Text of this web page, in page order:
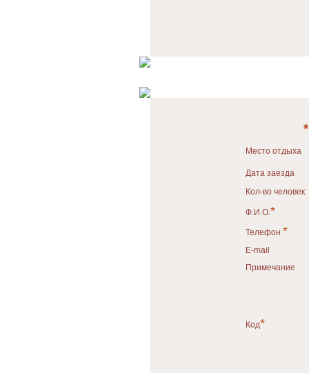
*
Место отдыха
Дата заезда
Кол-во человек
Ф.И.О.*
Телефон *
E-mail
Примечание
Код*